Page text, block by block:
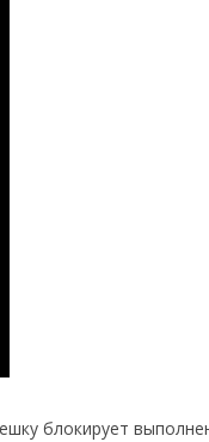
блокирует